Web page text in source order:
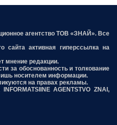
агентство ТОВ «ЗНАЙ». Все
сайта активная гиперссылка на
мнение редакции.
за обоснованность и толкование
носителем информации.
на правах рекламы.
AGENTSTVO ZNAI,